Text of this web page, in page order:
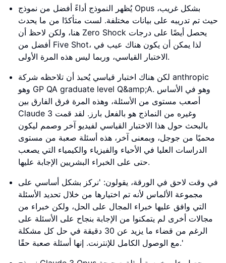
يُظهر النموذج أداءً أفضل من نموذج Opus بشكل غريب،
حيث تم تدريبه على بيانات مختلفة. لست متأكدًا من ما يحدث
هنا، ولكن لاحظ أن Zero Shock يحصل أيضًا على درجات
أفضل من Five Shot، لذا يمكن أن يكون هناك عيب في
الاختبار القياسي، وربما ليس هذه المرة الأولى.
لكن هناك اختبار قياسي يُحبذ أن تلاحظه شركة anthropic
وهو GP QA graduate level Q&amp;A. وهو في الأساس
أصعب مستوى من الأسئلة، وهذه المرة فرق الفارق بين
Claude 3 وغيره من النماذج هو بالفعل بارز. لقد قمت
بالبحث حول هذا الاختبار القياسي لفيديو آخر وصمم ليكون
محميًا من جوجل، وبمعنى آخر، هذه أسئلة صعبة من مستوى
الدراسات العليا في الأحياء والفيزياء والكيمياء التي يصعب
حتى على الخبراء البشريين الإجابة عليها.
في وقت لاحق في الورقة، يقولون: 'نركز بشكل أساسي على
مجموعة الألماس لأنه تم اختيارها من خلال تحديد الأسئلة
التي وافق عليها خبراء المجال على الحل، ولكن خبراء من
مجالات أخرى لم يتمكنوا من الإجابة بنجاح على الأسئلة على
الرغم من قضاء ما يزيد عن 30 دقيقة في حل كل مشكلة
مع الوصول الكامل للإنترنت. إنها أسئلة صعبة حقًا.'